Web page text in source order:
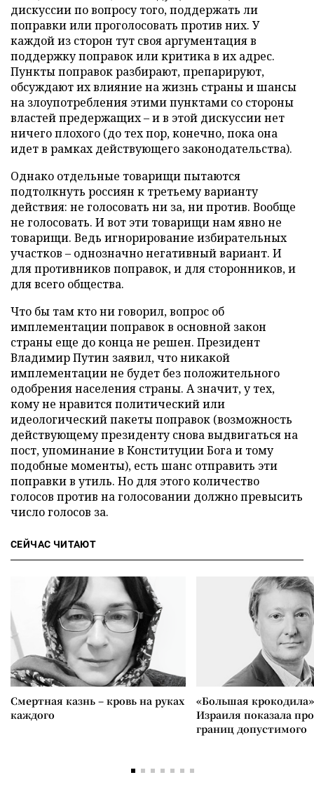
дискуссии по вопросу того, поддержать ли
поправки или проголосовать против них. У
каждой из сторон тут своя аргументация в
поддержку поправок или критика в их адрес.
Пункты поправок разбирают, препарируют,
обсуждают их влияние на жизнь страны и шансы
на злоупотребления этими пунктами со стороны
властей предержащих – и в этой дискуссии нет
ничего плохого (до тех пор, конечно, пока она
идет в рамках действующего законодательства).
Однако отдельные товарищи пытаются
подтолкнуть россиян к третьему варианту
действия: не голосовать ни за, ни против. Вообще
не голосовать. И вот эти товарищи нам явно не
товарищи. Ведь игнорирование избирательных
участков – однозначно негативный вариант. И
для противников поправок, и для сторонников, и
для всего общества.
Что бы там кто ни говорил, вопрос об
имплементации поправок в основной закон
страны еще до конца не решен. Президент
Владимир Путин заявил, что никакой
имплементации не будет без положительного
одобрения населения страны. А значит, у тех,
кому не нравится политический или
идеологический пакеты поправок (возможность
действующему президенту снова выдвигаться на
пост, упоминание в Конституции Бога и тому
подобные моменты), есть шанс отправить эти
поправки в утиль. Но для этого количество
голосов против на голосовании должно превысить
число голосов за.
СЕЙЧАС ЧИТАЮТ
Смертная казнь – кровь на руках
каждого
«Большая
Израиля показала
границ допустимого